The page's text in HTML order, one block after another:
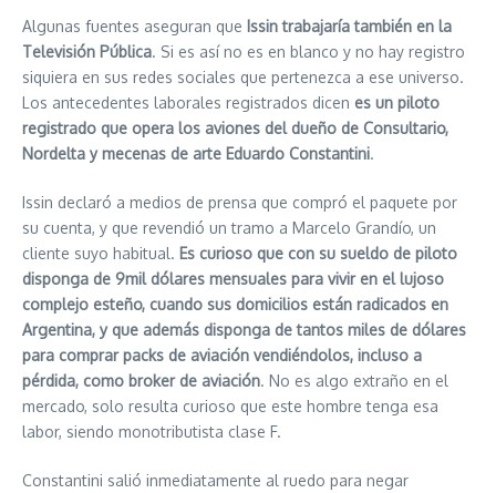
Algunas fuentes aseguran que Issin trabajaría también en la
Televisión Pública. Si es así no es en blanco y no hay registro
siquiera en sus redes sociales que pertenezca a ese universo.
Los antecedentes laborales registrados dicen es un piloto
registrado que opera los aviones del dueño de Consultario,
Nordelta y mecenas de arte Eduardo Constantini.
Issin declaró a medios de prensa que compró el paquete por
su cuenta, y que revendió un tramo a Marcelo Grandío, un
cliente suyo habitual. Es curioso que con su sueldo de piloto
disponga de 9mil dólares mensuales para vivir en el lujoso
complejo esteño, cuando sus domicilios están radicados en
Argentina, y que además disponga de tantos miles de dólares
para comprar packs de aviación vendiéndolos, incluso a
pérdida, como broker de aviación. No es algo extraño en el
mercado, solo resulta curioso que este hombre tenga esa
labor, siendo monotributista clase F.
Constantini salió inmediatamente al ruedo para negar